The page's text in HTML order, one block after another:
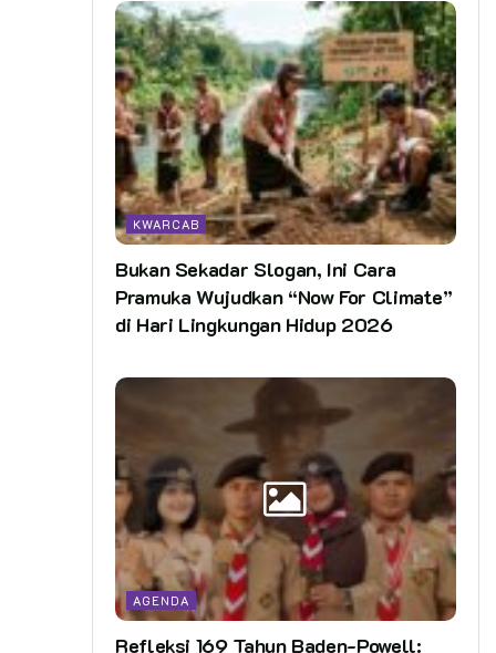
KWARCAB
Bukan Sekadar Slogan, Ini Cara
Pramuka Wujudkan “Now For Climate”
di Hari Lingkungan Hidup 2026
AGENDA
Refleksi 169 Tahun Baden-Powell: